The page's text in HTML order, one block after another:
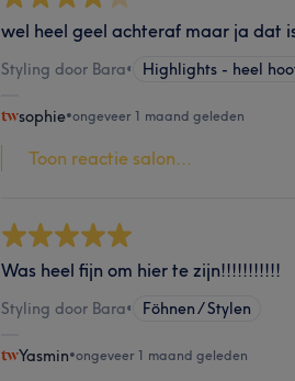
wel heel geel achteraf maar ja dat
Styling door Bara• Highlights - heel
sophie•ongeveer 1 maand geleden
Toon reactie salon...
Was heel fijn om hier te zijn!!!!!!!!!!!
Styling door Bara• Föhnen / Stylen
Yasmin•ongeveer 1 maand geleden